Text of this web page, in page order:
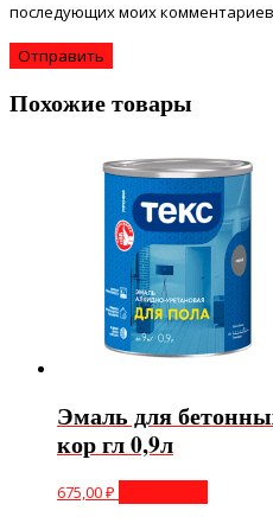
последующих моих
Похожие товары
Эмаль для
кор гл 0,9л
675,00₽